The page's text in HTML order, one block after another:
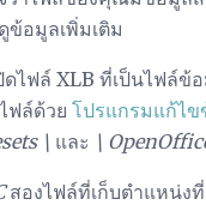
ข้อมูลเพิ่มเติม
ไฟล์ XLB ที่เป็นไฟล์
ฟล์ด้วย โปรแกรมแก้ไข
\ และ \
สองไฟล์ที่เก็บตำแหน่งที่